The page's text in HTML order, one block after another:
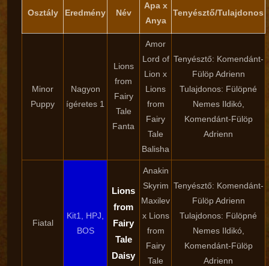
Osztály Eredmény Név
Apa x
Anya
Tenyésztő/Tulajdonos
Minor
Puppy
Nagyon
ígéretes 1
Lions
from
Fairy
Tale
Fanta
Amor
Lord of
Lion x
Lions
from
Fairy
Tale
Balisha
Tenyésztő: Komendánt-
Fülöp Adrienn
Tulajdonos: Fülöpné
Nemes Ildikó,
Komendánt-Fülöp
Adrienn
Fiatal
Kit1, HPJ,
BOS
Lions
from
Fairy
Tale
Daisy
Anakin
Skyrim
Maxilev
x Lions
from
Fairy
Tale
Tenyésztő: Komendánt-
Fülöp Adrienn
Tulajdonos: Fülöpné
Nemes Ildikó,
Komendánt-Fülöp
Adrienn